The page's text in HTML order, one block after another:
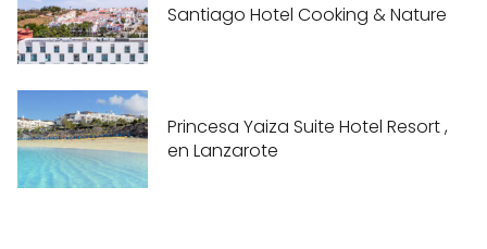
Santiago Hotel Cooking & Nature
Princesa Yaiza Suite Hotel Resort ,
en Lanzarote